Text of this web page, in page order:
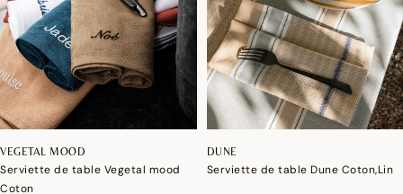
VEGETAL MOOD
Serviette de table Vegetal mood
Coton
DUNE
Serviette de table Dune Coton,Lin